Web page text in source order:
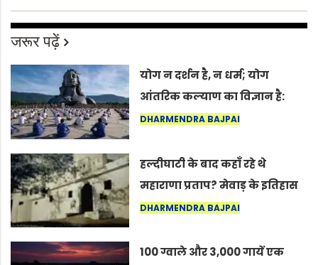
जरूर पढ़ें
योग न दर्शन है, न धर्म; योग
आंतरिक कल्याण का विज्ञान है:
अंतरराष्ट्रीय योग दिवस 2026 पर
DHARMENDRA BAJPAI
हल्दीघाटी के बाद कहाँ रहे थे
महाराणा प्रताप? मेवाड़ के इतिहास
का वह अनकहा अध्याय जो आज भी
DHARMENDRA BAJPAI
100 ग्वाले और 3,000 गायें एक